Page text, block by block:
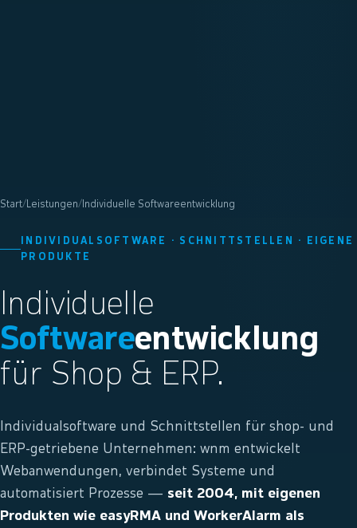
Start/Leistungen/ Individuelle Softwareentwicklung
INDIVIDUALSOFTWARE · SCHNITTSTELLEN · EIGENE
PRODUKTE
Individuelle
Softwareentwicklung
für Shop & ERP.
Individualsoftware und Schnittstellen für shop- und
ERP-getriebene Unternehmen: wnm entwickelt
Webanwendungen, verbindet Systeme und
automatisiert Prozesse — seit 2004, mit eigenen
Produkten wie easyRMA und WorkerAlarm als